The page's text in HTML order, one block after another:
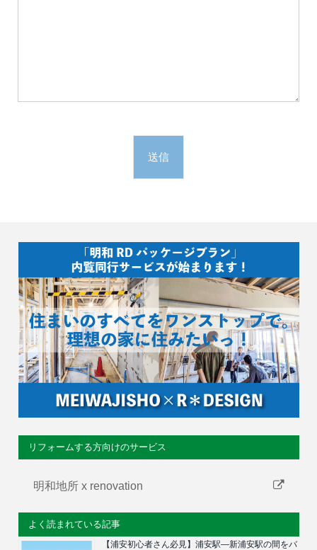
リフォームする方向けのサービス
明和地所 x renovation
よく読まれている記事
【浦安初心者さん必見】浦安駅―新浦安駅の間をバ